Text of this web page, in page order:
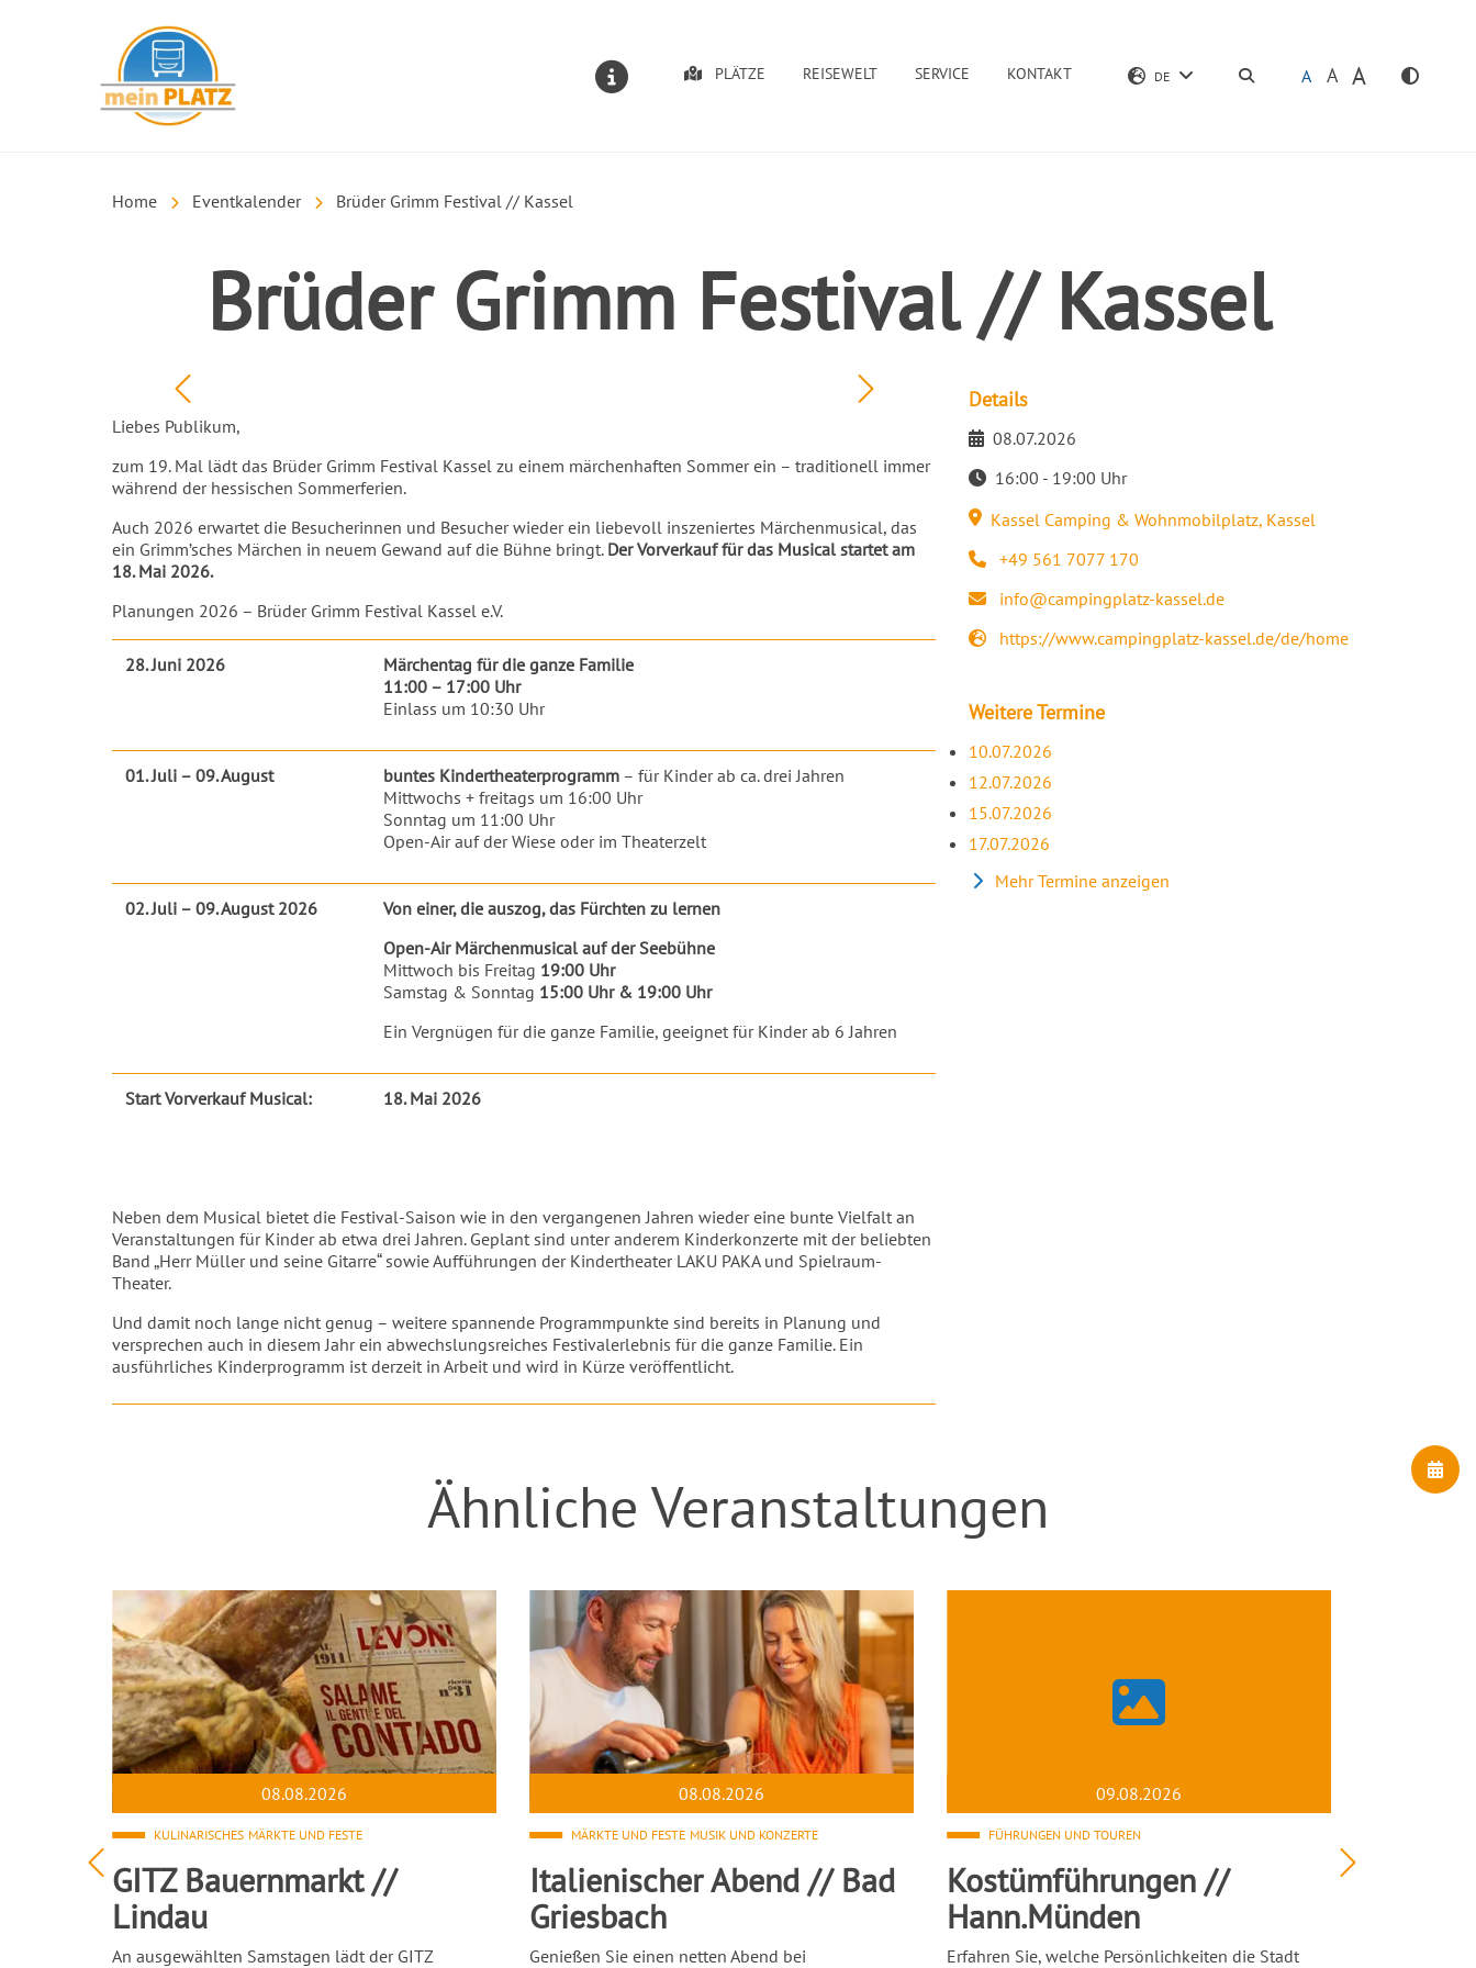
PLÄTZE REISEWELT SERVICE KONTAKT DE SUCHENA A A
Home Eventkalender Brüder Grimm Festival // Kassel
Brüder Grimm Festival // Kassel
Liebes Publikum,
zum 19. Mal lädt das Brüder Grimm Festival Kassel zu einem märchenhaften Sommer ein – traditionell immer
während der hessischen Sommerferien.
Auch 2026 erwartet die Besucherinnen und Besucher wieder ein liebevoll inszeniertes Märchenmusical, das
ein Grimm’sches Märchen in neuem Gewand auf die Bühne bringt. Der Vorverkauf für das Musical startet am
18. Mai 2026.
Planungen 2026 – Brüder Grimm Festival Kassel e.V.
28. Juni 2026
Märchentag für die ganze Familie
11:00 – 17:00 Uhr
Einlass um 10:30 Uhr
01. Juli – 09. August buntes Kindertheaterprogramm – für Kinder ab ca. drei Jahren
Mittwochs + freitags um 16:00 Uhr
Sonntag um 11:00 Uhr
Open-Air auf der Wiese oder im Theaterzelt
02. Juli – 09. August 2026
Von einer, die auszog, das Fürchten zu lernen
Open-Air Märchenmusical auf der Seebühne
Mittwoch bis Freitag 19:00 Uhr
Samstag & Sonntag 15:00 Uhr & 19:00 Uhr
Ein Vergnügen für die ganze Familie, geeignet für Kinder ab 6 Jahren
Start Vorverkauf Musical: 18. Mai 2026
Neben dem Musical bietet die Festival-Saison wie in den vergangenen Jahren wieder eine bunte Vielfalt an
Veranstaltungen für Kinder ab etwa drei Jahren. Geplant sind unter anderem Kinderkonzerte mit der beliebten
Band „Herr Müller und seine Gitarre“ sowie Aufführungen der Kindertheater LAKU PAKA und Spielraum-
Theater.
Und damit noch lange nicht genug – weitere spannende Programmpunkte sind bereits in Planung und
versprechen auch in diesem Jahr ein abwechslungsreiches Festivalerlebnis für die ganze Familie. Ein
ausführliches Kinderprogramm ist derzeit in Arbeit und wird in Kürze veröffentlicht.
Details
Datum08.07.2026
Zeit 16:00 - 19:00 Uhr
Veranstaltungsort
Kassel Camping & Wohnmobilplatz, Kassel
Telefon+49 561 7077 170
E-Mailinfo@campingplatz-kassel.de
Webseitehttps://www.campingplatz-kassel.de/de/home
Weitere Termine
10.07.2026
12.07.2026
15.07.2026
17.07.2026
Mehr Termine anzeigen
Ähnliche Veranstaltungen
08.08.2026
KULINARISCHES MÄRKTE UND FESTE
GITZ Bauernmarkt //
Lindau
An ausgewählten Samstagen lädt der GITZ
08.08.2026
MÄRKTE UND FESTE MUSIK UND KONZERTE
Italienischer Abend // Bad
Griesbach
Genießen Sie einen netten Abend bei
09.08.2026
FÜHRUNGEN UND TOUREN
Kostümführungen //
Hann.Münden
Erfahren Sie, welche Persönlichkeiten die Stadt